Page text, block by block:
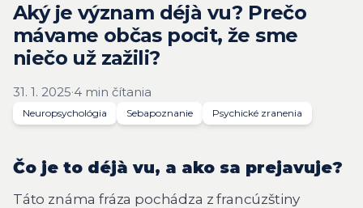
Aký je význam déjà vu? Prečo
mávame občas pocit, že sme
niečo už zažili?
31. 1. 2025·4 min čítania
Neuropsychológia Sebapoznanie Psychické zranenia
Čo je to déjà vu, a ako sa prejavuje?
Táto známa fráza pochádza z francúzštiny